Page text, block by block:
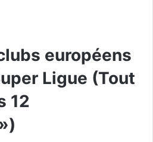
européens
Ligue (Tout
12